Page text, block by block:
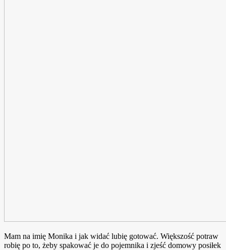
Mam na imię Monika i jak widać lubię gotować. Większość potraw
robię po to, żeby spakować je do pojemnika i zjeść domowy posiłek